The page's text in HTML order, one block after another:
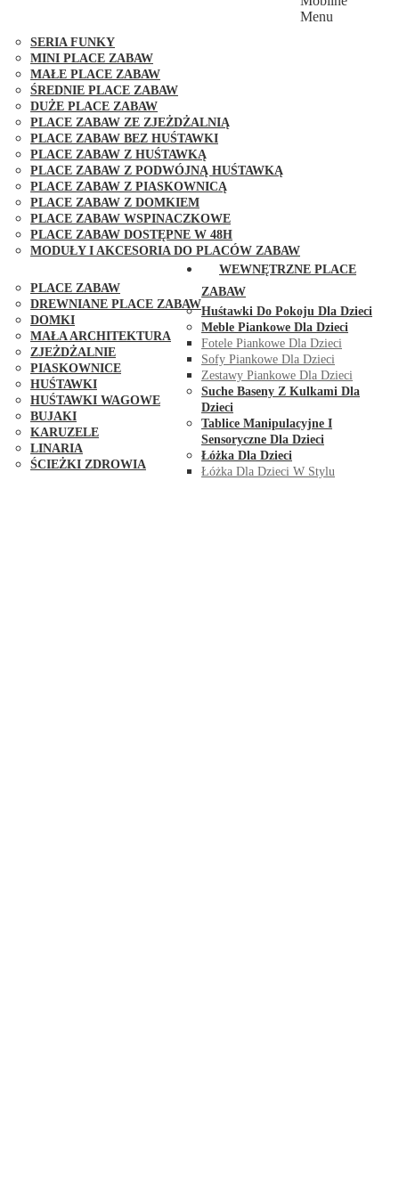
SERIA FUNKY
MINI PLACE ZABAW
MAŁE PLACE ZABAW
ŚREDNIE PLACE ZABAW
DUŻE PLACE ZABAW
PLACE ZABAW ZE ZJEŻDŻALNIĄ
PLACE ZABAW BEZ HUŚTAWKI
PLACE ZABAW Z HUŚTAWKĄ
PLACE ZABAW Z PODWÓJNĄ HUŚTAWKĄ
PLACE ZABAW Z PIASKOWNICĄ
PLACE ZABAW Z DOMKIEM
PLACE ZABAW WSPINACZKOWE
PLACE ZABAW DOSTĘPNE W 48H
MODUŁY I AKCESORIA DO PLACÓW ZABAW
PLACE ZABAW
DREWNIANE PLACE ZABAW
DOMKI
MAŁA ARCHITEKTURA
ZJEŻDŻALNIE
PIASKOWNICE
HUŚTAWKI
HUŚTAWKI WAGOWE
BUJAKI
KARUZELE
LINARIA
ŚCIEŻKI ZDROWIA
Menu
WEWNĘTRZNE PLACE
ZABAW
Huśtawki Do Pokoju Dla Dzieci
Meble Piankowe Dla Dzieci
Fotele Piankowe Dla Dzieci
Sofy Piankowe Dla Dzieci
Zestawy Piankowe Dla Dzieci
Suche Baseny Z Kulkami Dla
Dzieci
Tablice Manipulacyjne I
Sensoryczne Dla Dzieci
Łóżka Dla Dzieci
Łóżka Dla Dzieci W Stylu